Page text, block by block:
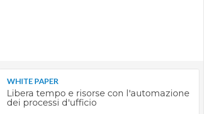
WHITE PAPER
Libera tempo e risorse con l'automazione
dei processi d'ufficio